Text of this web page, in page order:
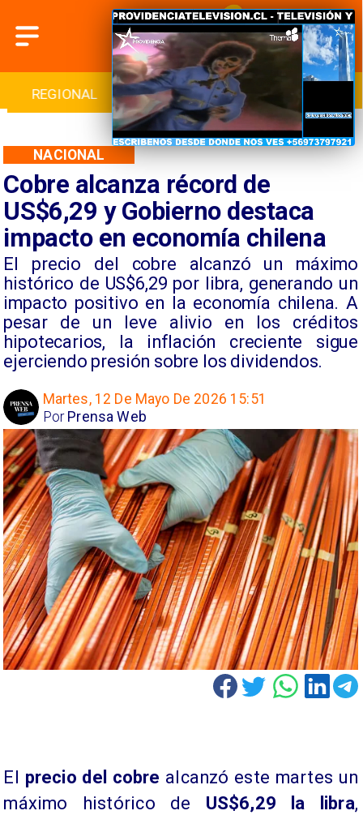
INTERNACIONAL DEPORTES CULTURA
Cobre alcanza récord de
US$6,29 y Gobierno destaca
impacto en economía chilena
El precio del cobre alcanzó un máximo
histórico de US$6,29 por libra, generando un
impacto positivo en la economía chilena. A
pesar de un leve alivio en los créditos
hipotecarios, la inflación creciente sigue
ejerciendo presión sobre los dividendos.
NACIONAL
Martes, 12 De Mayo De 2026 15:51
Prensa Web
Por
El precio del cobre alcanzó este martes un
máximo histórico de US$6,29 la libra,